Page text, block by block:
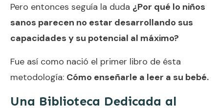
Pero entonces seguía la duda ¿Por qué lo niños
sanos parecen no estar desarrollando sus
capacidades y su potencial al máximo?
Fue así como nació el primer libro de ésta
metodología: Cómo enseñarle a leer a su bebé.
Una Biblioteca Dedicada al